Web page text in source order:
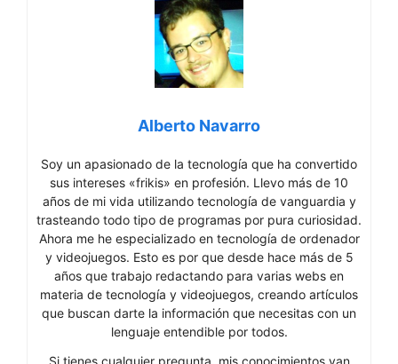
Alberto Navarro
Soy un apasionado de la tecnología que ha convertido
sus intereses «frikis» en profesión. Llevo más de 10
años de mi vida utilizando tecnología de vanguardia y
trasteando todo tipo de programas por pura curiosidad.
Ahora me he especializado en tecnología de ordenador
y videojuegos. Esto es por que desde hace más de 5
años que trabajo redactando para varias webs en
materia de tecnología y videojuegos, creando artículos
que buscan darte la información que necesitas con un
lenguaje entendible por todos.
Si tienes cualquier pregunta, mis conocimientos van